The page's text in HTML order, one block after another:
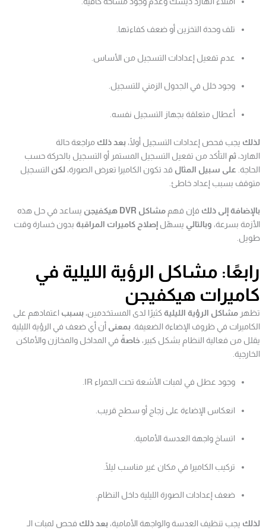
تلف وحدة التخزين أو ضعف كفاءتها.
عدم تفعيل إعدادات التسجيل من الأساس.
وجود خلل في الجدول الزمني للتسجيل.
أعطال متعلقة بجهاز التسجيل نفسه.
لذلك يجب فحص إعدادات التسجيل أولًا، بعد ذلك مراجعة حالة
الهارد، ثم التأكد من تفعيل التسجيل المستمر أو التسجيل بالحركة حسب
الحاجة. على سبيل المثال قد تكون الكاميرا تعرض الصورة، لكن التسجيل
متوقف بسبب إعداد خاطئ.
بالإضافة إلى ذلك فإن فهم مشاكل DVR هيكفيجن
يساعد في حل هذه
الأزمة بسرعة، وبالتالي يسهّل إصلاح كاميرات المراقبة بدون خسارة وقت
طويل.
رابعًا: مشاكل الرؤية الليلية في
كاميرات هيكفيجن
تظهر مشاكل الرؤية الليليةكثيرًا لدى المستخدمين، بسبب اعتمادهم على
الكاميرات في ظروف الإضاءة الضعيفة. بمعنى أن أي ضعف في الرؤية الليلية
يقلل من فعالية النظام بشكل كبير، خاصةً في المداخل والمخازن والأماكن
الخارجية.
وجود عطل في لمبات الأشعة تحت الحمراء IR.
انعكاس الإضاءة على زجاج أو سطح قريب.
اتساخ واجهة العدسة الأمامية.
تركيب الكاميرا في مكان غير مناسب ليلًا.
ضعف إعدادات الصورة الليلية داخل النظام.
لذلك يجب تنظيف العدسة والواجهة الأمامية، بعد ذلك فحص لمبات الـ